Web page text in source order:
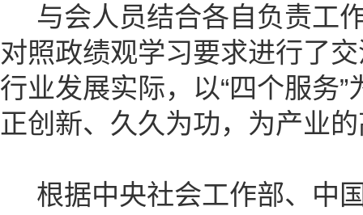
与会人员结合各自负责工
对照政绩观学习要求进行了
行业发展实际，以“四个服务
正创新、久久为功，为产业
根据中央社会工作部、中